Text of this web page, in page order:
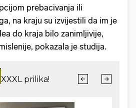
prebacivanja ili
na kraju su izvijestili da im je
do kraja bilo zanimljivije,
pokazala je studija.